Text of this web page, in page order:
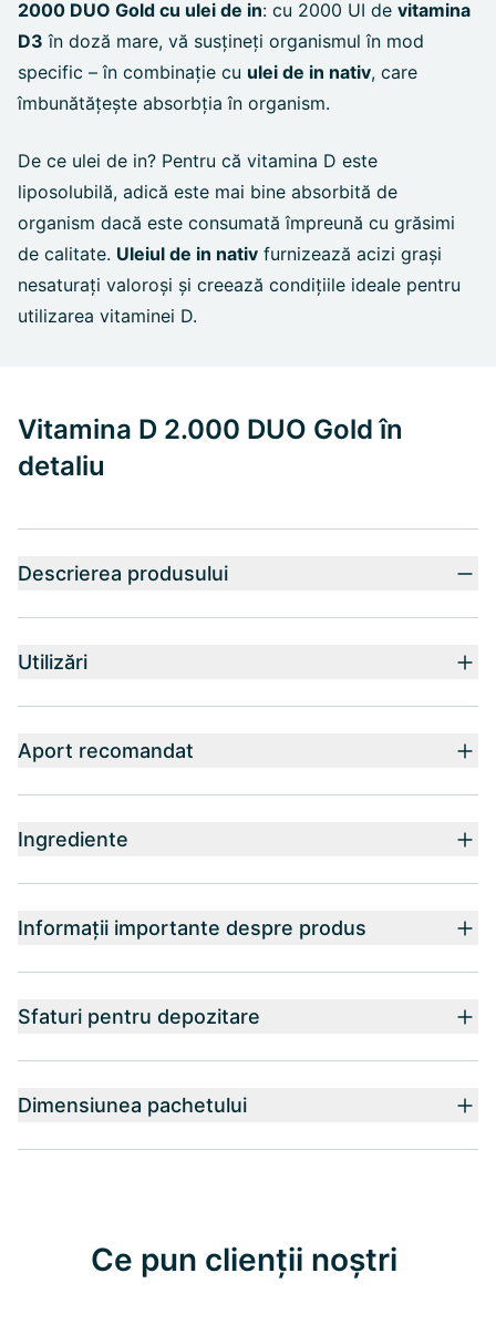
2000 DUO Gold cu ulei de in: cu 2000 UI de vitamina
D3 în doză mare, vă susțineți organismul în mod
specific – în combinație cu ulei de in nativ, care
îmbunătățește absorbția în organism.
De ce ulei de in? Pentru că vitamina D este
liposolubilă, adică este mai bine absorbită de
organism dacă este consumată împreună cu grăsimi
de calitate. Uleiul de in nativ furnizează acizi grași
nesaturați valoroși și creează condițiile ideale pentru
utilizarea vitaminei D.
Vitamina D 2.000 DUO Gold în
detaliu
Descrierea produsului
Utilizări
Aport recomandat
Ingrediente
Informații importante despre produs
Sfaturi pentru depozitare
Dimensiunea pachetului
Ce pun clienții noștri